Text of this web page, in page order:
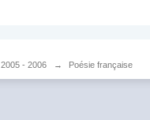
- 2006 → Poésie française